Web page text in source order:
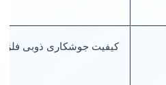
کیفیت جوشکاری ذوبی